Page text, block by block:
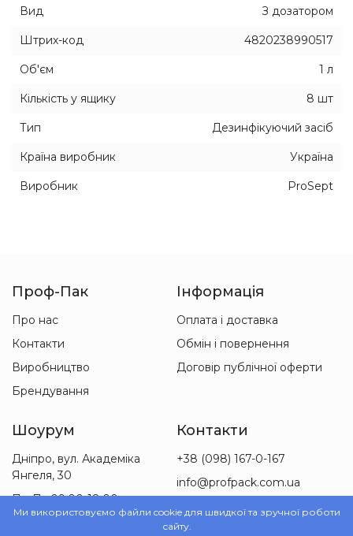
Вид З дозатором
Штрих-код 4820238990517
Об'єм 1 л
Кількість у ящику 8 шт
Тип Дезинфікуючий засіб
Країна виробник Україна
Виробник ProSept
Проф-Пак
Про нас
Контакти
Виробництво
Брендування
Інформація
Оплата і доставка
Обмін і повернення
Договір публічної оферти
Шоурум
Дніпро, вул. Академіка
Янгеля, 30
Пн-Пт 09:00-18:00
Сб 09:00-15:00
Контакти
+38 (098) 167-0-167
info@profpack.com.ua
Ми використовуємо файли cookie для швидкої та зручної роботи
сайту.